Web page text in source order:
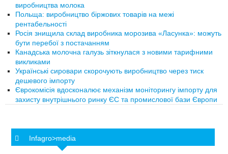
виробництва молока
Польща: виробництво біржових товарів на межі
рентабельності
Росія знищила склад виробника морозива «Ласунка»: можуть
бути перебої з постачанням
Канадська молочна галузь зіткнулася з новими тарифними
викликами
Українські сировари скорочують виробництво через тиск
дешевого імпорту
Єврокомісія вдосконалює механізм моніторингу імпорту для
захисту внутрішнього ринку ЄС та промислової бази Європи
Infagro>media